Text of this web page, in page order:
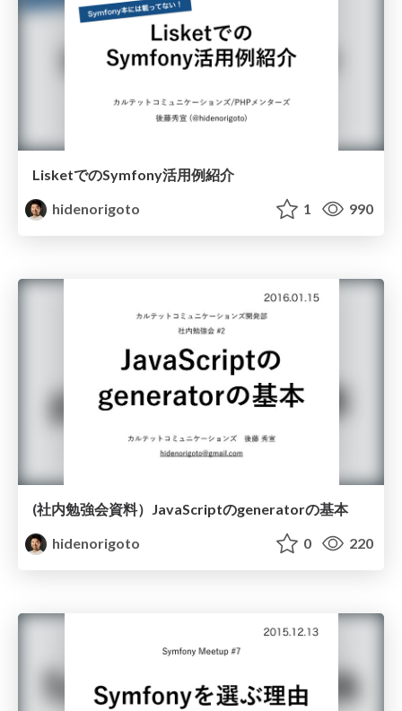
LisketでのSymfony活用例紹介
hidenorigoto
1 990
(社内勉強会資料）JavaScriptのgeneratorの基本
hidenorigoto
0 220